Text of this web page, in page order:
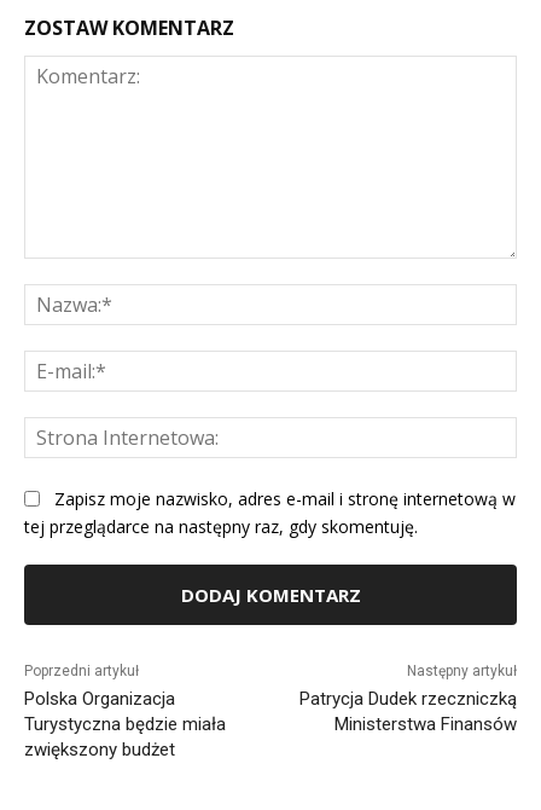
ZOSTAW KOMENTARZ
Zapisz moje nazwisko, adres e-mail i stronę internetową w
tej przeglądarce na następny raz, gdy skomentuję.
Poprzedni artykuł
Polska Organizacja
Turystyczna będzie miała
zwiększony budżet
Następny artykuł
Patrycja Dudek rzeczniczką
Ministerstwa Finansów